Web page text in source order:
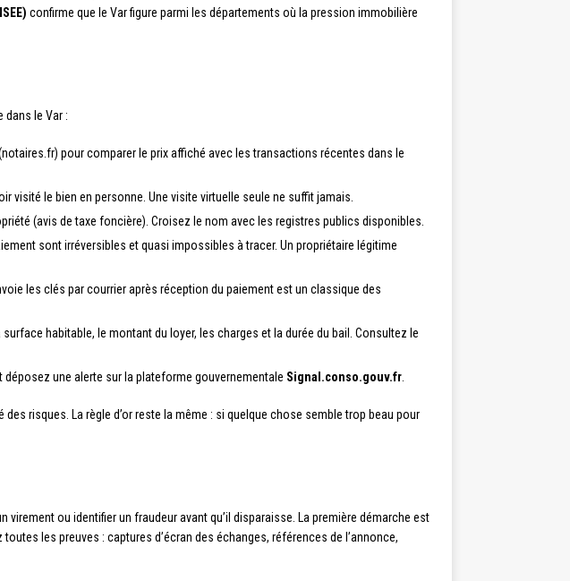
confirme que le Var figure parmi les départements où la pression immobilière
dans le Var :
pour comparer le prix affiché avec les transactions récentes dans le
visité le bien en personne. Une visite virtuelle seule ne suffit jamais.
(avis de taxe foncière). Croisez le nom avec les registres publics disponibles.
sont irréversibles et quasi impossibles à tracer. Un propriétaire légitime
les clés par courrier après réception du paiement est un classique des
habitable, le montant du loyer, les charges et la durée du bail. Consultez le
une alerte sur la plateforme gouvernementale Signal.conso.gouv.fr
risques. La règle d’or reste la même : si quelque chose semble trop beau pour
ou identifier un fraudeur avant qu’il disparaisse. La première démarche est
les preuves : captures d’écran des échanges, références de l’annonce,